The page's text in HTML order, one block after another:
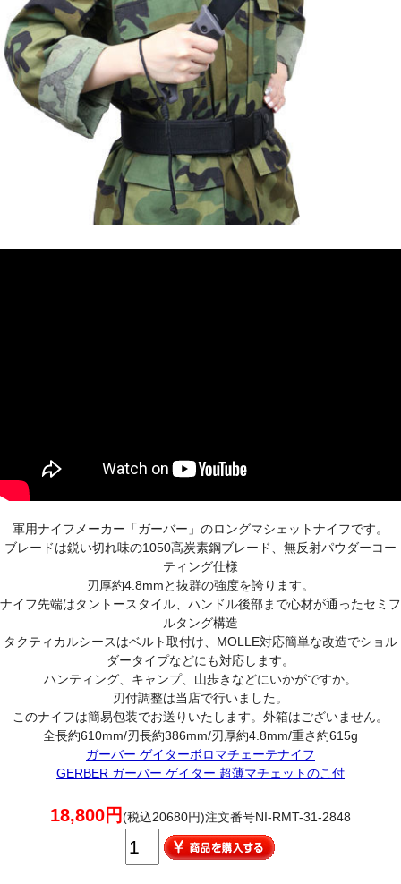
軍用ナイフメーカー「ガーバー」のロングマシェットナイフです。
ブレードは鋭い切れ味の1050高炭素鋼ブレード、無反射パウダーコー
ティング仕様
刃厚約4.8mmと抜群の強度を誇ります。
ナイフ先端はタントースタイル、ハンドル後部まで心材が通ったセミフ
ルタング構造
タクティカルシースはベルト取付け、MOLLE対応簡単な改造でショル
ダータイプなどにも対応します。
ハンティング、キャンプ、山歩きなどにいかがですか。
刃付調整は当店で行いました。
このナイフは簡易包装でお送りいたします。外箱はございません。
全長約610mm/刃長約386mm/刃厚約4.8mm/重さ約615g
ガーバー ゲイターボロマチェーテナイフ
GERBER ガーバー ゲイター 超薄マチェットのこ付
18,800円(税込20680円)注文番号NI-RMT-31-2848